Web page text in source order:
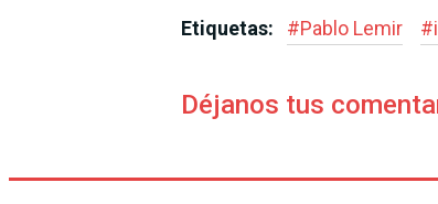
Etiquetas: #Pablo Lemir #
Déjanos tus